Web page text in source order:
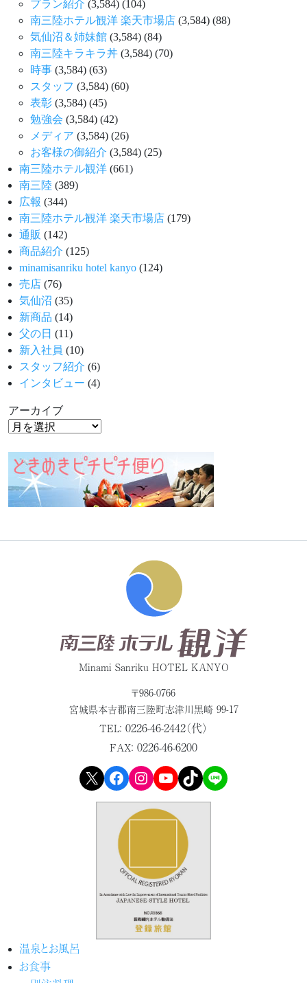
プラン紹介 (3,584) (104)
南三陸ホテル観洋 楽天市場店 (3,584) (88)
気仙沼＆姉妹館 (3,584) (84)
南三陸キラキラ丼 (3,584) (70)
時事 (3,584) (63)
スタッフ (3,584) (60)
表彰 (3,584) (45)
勉強会 (3,584) (42)
メディア (3,584) (26)
お客様の御紹介 (3,584) (25)
南三陸ホテル観洋 (661)
南三陸 (389)
広報 (344)
南三陸ホテル観洋 楽天市場店 (179)
通販 (142)
商品紹介 (125)
minamisanriku hotel kanyo (124)
売店 (76)
気仙沼 (35)
新商品 (14)
父の日 (11)
新入社員 (10)
スタッフ紹介 (6)
インタビュー (4)
アーカイブ
Minami Sanriku HOTEL KANYO
〒986-0766
宮城県本吉郡南三陸町志津川黒崎 99-17
TEL： 0226-46-2442（代）
FAX： 0226-46-6200
X Facebook Instagram YouTube TikTok LINE
温泉とお風呂
お食事